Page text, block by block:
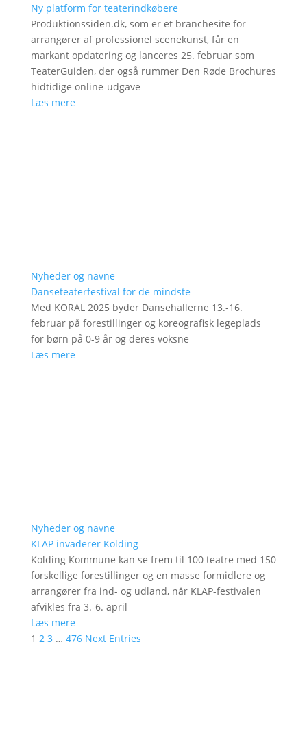
Ny platform for teaterindkøbere
Produktionssiden.dk, som er et branchesite for
arrangører af professionel scenekunst, får en
markant opdatering og lanceres 25. februar som
TeaterGuiden, der også rummer Den Røde Brochures
hidtidige online-udgave
Læs mere
Nyheder og navne
Danseteaterfestival for de mindste
Med KORAL 2025 byder Dansehallerne 13.-16.
februar på forestillinger og koreografisk legeplads
for børn på 0-9 år og deres voksne
Læs mere
Nyheder og navne
KLAP invaderer Kolding
Kolding Kommune kan se frem til 100 teatre med 150
forskellige forestillinger og en masse formidlere og
arrangører fra ind- og udland, når KLAP-festivalen
afvikles fra 3.-6. april
Læs mere
1 2 3 … 476 Next Entries